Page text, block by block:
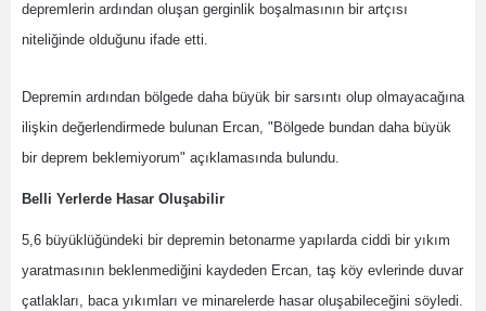
depremlerin ardından oluşan gerginlik boşalmasının bir artçısı
niteliğinde olduğunu ifade etti.
Depremin ardından bölgede daha büyük bir sarsıntı olup olmayacağına
ilişkin değerlendirmede bulunan Ercan, "Bölgede bundan daha büyük
bir deprem beklemiyorum" açıklamasında bulundu.
Belli Yerlerde Hasar Oluşabilir
5,6 büyüklüğündeki bir depremin betonarme yapılarda ciddi bir yıkım
yaratmasının beklenmediğini kaydeden Ercan, taş köy evlerinde duvar
çatlakları, baca yıkımları ve minarelerde hasar oluşabileceğini söyledi.